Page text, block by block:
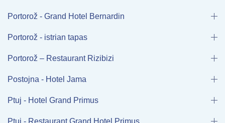
Portorož - Grand Hotel Bernardin
Portorož - istrian tapas
Portorož – Restaurant Rizibizi
Postojna - Hotel Jama
Ptuj - Hotel Grand Primus
Ptuj - Restaurant Grand Hotel Primus